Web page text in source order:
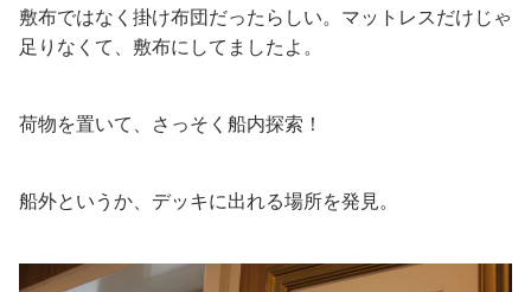
敷布ではなく掛け布団だったらしい。マットレスだけじゃ
足りなくて、敷布にしてましたよ。
荷物を置いて、さっそく船内探索！
船外というか、デッキに出れる場所を発見。